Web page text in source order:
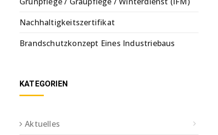
Nachhaltigkeitszertifikat
Brandschutzkonzept Eines Industriebaus
KATEGORIEN
Aktuelles